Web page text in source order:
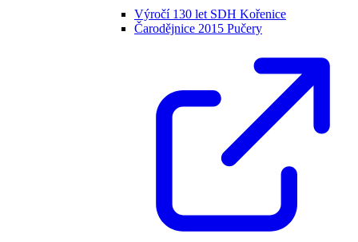
Výročí 130 let SDH Kořenice
Čarodějnice 2015 Pučery